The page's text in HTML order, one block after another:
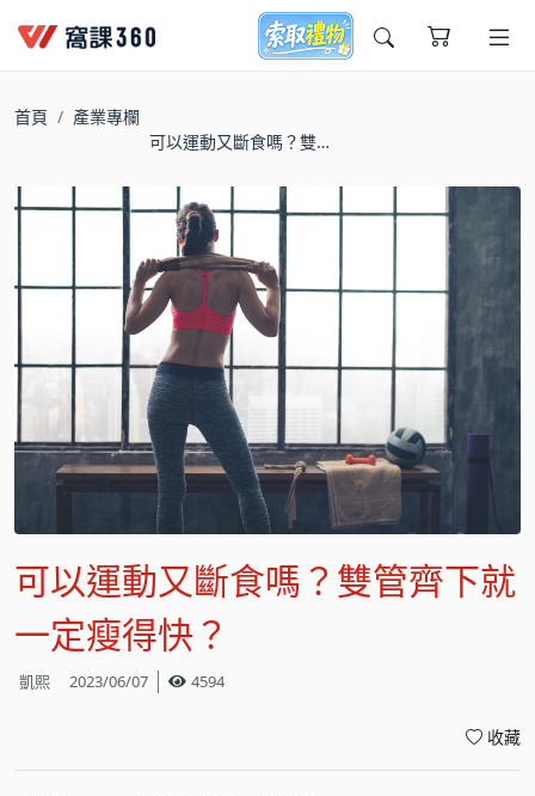
今天想要學什麼?
窩課推薦給您
首頁
產業專欄
可以運動又斷食嗎？雙
可以運動又斷食嗎？雙管齊下就
一定瘦得快？
凱熙 2023/06/07 4594
收藏